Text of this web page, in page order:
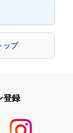
ップ
登録